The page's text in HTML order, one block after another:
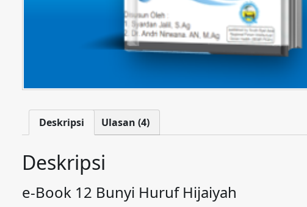
Deskripsi Ulasan (4)
Deskripsi
e-Book 12 Bunyi Huruf Hijaiyah